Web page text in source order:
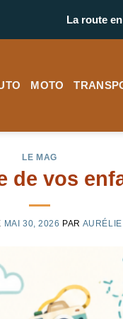
La route
MOTO
LE MAG
de vos
MAI 30, 2026 PAR AURÉLIE